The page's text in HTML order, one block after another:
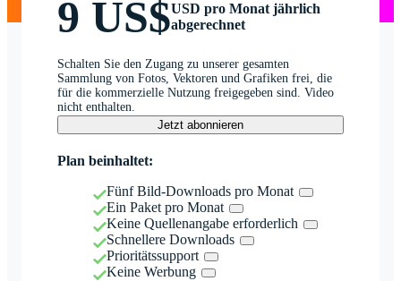
9 US$USD pro Monat jährlich
abgerechnet
Schalten Sie den Zugang zu unserer gesamten
Sammlung von Fotos, Vektoren und Grafiken frei, die
für die kommerzielle Nutzung freigegeben sind. Video
nicht enthalten.
Jetzt abonnieren
Plan beinhaltet:
Fünf Bild-Downloads pro Monat
Ein Paket pro Monat
Keine Quellenangabe erforderlich
Schnellere Downloads
Prioritätssupport
Keine Werbung